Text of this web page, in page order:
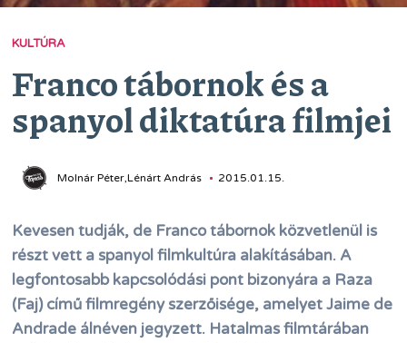
KULTÚRA
Franco tábornok és a
spanyol diktatúra filmjei
Molnár Péter,Lénárt András 2015.01.15.
Kevesen tudják, de Franco tábornok közvetlenül is
részt vett a spanyol filmkultúra alakításában. A
legfontosabb kapcsolódási pont bizonyára a Raza
(Faj) című filmregény szerzőisége, amelyet Jaime de
Andrade álnéven jegyzett. Hatalmas filmtárában